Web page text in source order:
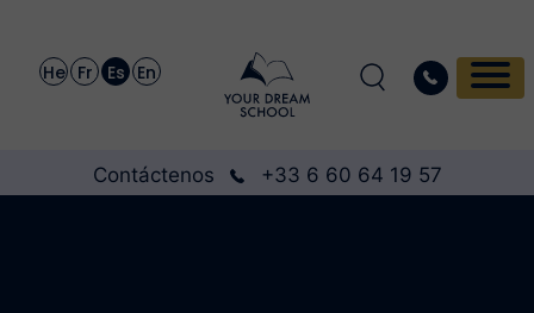
He Fr Es En
Contáctenos +33 6 60 64 19 57